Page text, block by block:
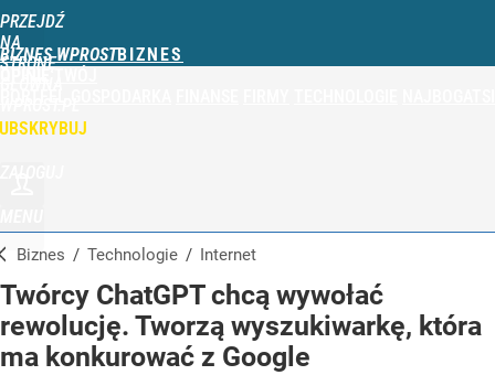
PRZEJDŹ
NA
STRONĘ
BIZNES WPROST
Biznes / Technologie / Internet
Twórcy ChatGPT chcą wywołać
rewolucję. Tworzą wyszukiwarkę, która
ma konkurować z Google